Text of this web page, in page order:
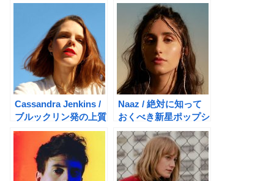
Cassandra Jenkins /
ブルックリン発の上質
アンビエント・フォー
Naaz / 絶対に知って
おくべき新星ポップシ
ンガー